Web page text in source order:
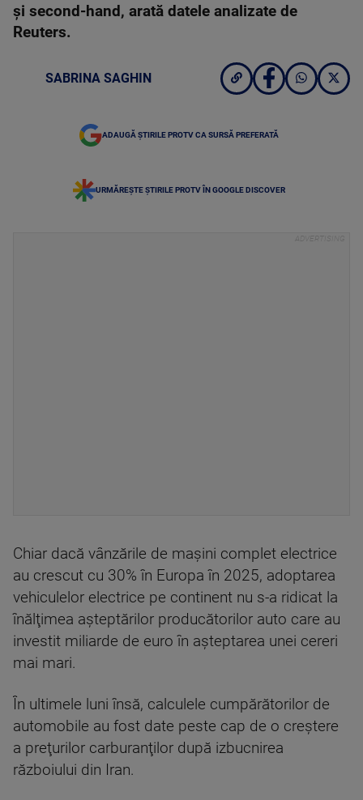
şi second-hand, arată datele analizate de
Reuters.
SABRINA SAGHIN
ADAUGĂ ȘTIRILE PROTV CA SURSĂ PREFERATĂ
URMĂREȘTE ȘTIRILE PROTV ÎN GOOGLE DISCOVER
Chiar dacă vânzările de maşini complet electrice
au crescut cu 30% în Europa în 2025, adoptarea
vehiculelor electrice pe continent nu s-a ridicat la
înălţimea aşteptărilor producătorilor auto care au
investit miliarde de euro în aşteptarea unei cereri
mai mari.
În ultimele luni însă, calculele cumpărătorilor de
automobile au fost date peste cap de o creştere
a preţurilor carburanţilor după izbucnirea
războiului din Iran.